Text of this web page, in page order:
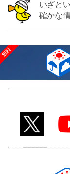
いざと
確かな